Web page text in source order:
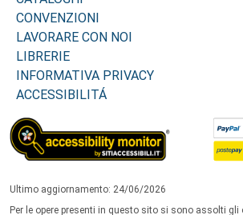
CONVENZIONI
LAVORARE CON NOI
LIBRERIE
INFORMATIVA PRIVACY
ACCESSIBILITÁ
Ultimo aggiornamento: 24/06/2026
Per le opere presenti in questo sito si sono assolti gli